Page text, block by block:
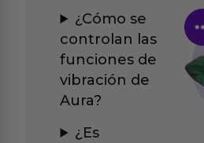
¿Cómo se
controlan las
funciones de
vibración de
Aura?
¿Es